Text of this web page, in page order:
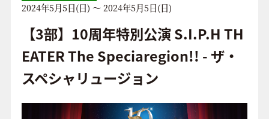
協賛企業 / 運営会社
お問い合わせ
FAQ
b
o
o
2024年5月5日(日) ～ 2024年5月5日(日)
【3部】10周年特別公演 S.I.P.H TH
EATER The Speciaregion!! - ザ・
スペシャリュージョン